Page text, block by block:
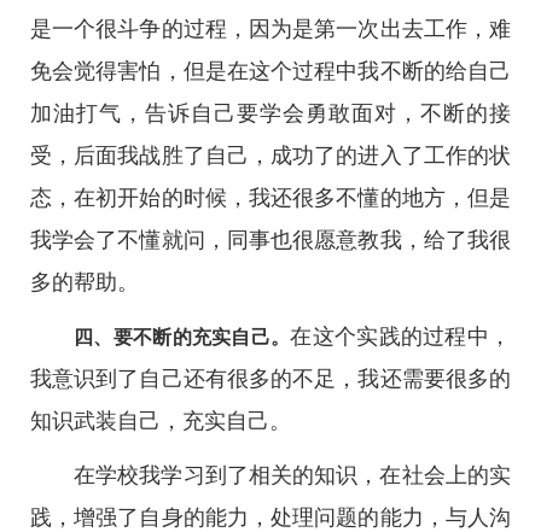
是一个很斗争的过程，因为是第一次出去工作，难
免会觉得害怕，但是在这个过程中我不断的给自己
加油打气，告诉自己要学会勇敢面对，不断的接
受，后面我战胜了自己，成功了的进入了工作的状
态，在初开始的时候，我还很多不懂的地方，但是
我学会了不懂就问，同事也很愿意教我，给了我很
多的帮助。
四、要不断的充实自己。在这个实践的过程中，
我意识到了自己还有很多的不足，我还需要很多的
知识武装自己，充实自己。
在学校我学习到了相关的知识，在社会上的实
践，增强了自身的能力，处理问题的能力，与人沟